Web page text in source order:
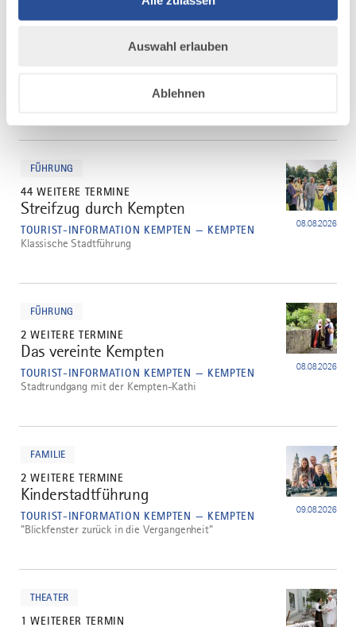
Auswahl erlauben
Ablehnen
Veranstaltungen
FÜHRUNG
44 WEITERE TERMINE
1
Streifzug durch Kempten
TOURIST-INFORMATION KEMPTEN — KEMPTEN 08.08.2026
Klassische Stadtführung
FÜHRUNG
2 WEITERE TERMINE
2
Das vereinte Kempten
TOURIST-INFORMATION KEMPTEN — KEMPTEN 08.08.2026
Stadtrundgang mit der Kempten-Kathi
FAMILIE
2 WEITERE TERMINE
3
Kinderstadtführung
TOURIST-INFORMATION KEMPTEN — KEMPTEN 09.08.2026
"Blickfenster zurück in die Vergangenheit"
THEATER
1 WEITERER TERMIN